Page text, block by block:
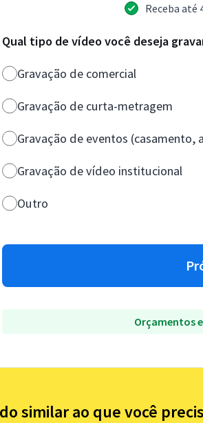
Receba
Qual tipo de vídeo você deseja
Gravação de comercial
Gravação de curta-metragem
Gravação de eventos (casamento,
Gravação de vídeo institucional
Outro
Orçamentos
similar ao que você